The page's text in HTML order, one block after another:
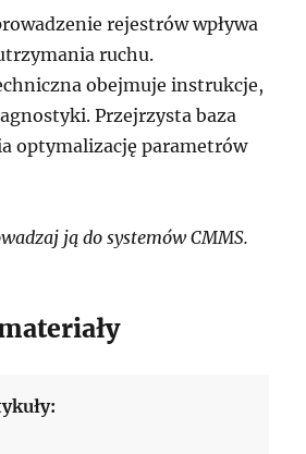
rejestrów wpływa
ruchu.
obejmuje instrukcje,
Przejrzysta baza
optymalizację parametrów
ją do systemów CMMS.